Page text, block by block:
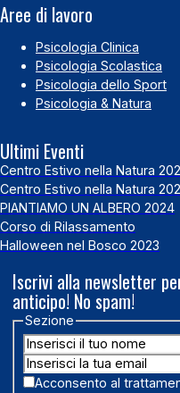
Aree di lavoro
Psicologia Clinica
Psicologia Scolastica
Psicologia dello Sport
Psicologia & Natura
Ultimi Eventi
Centro Estivo nella Natura
Centro Estivo nella Natura
PIANTIAMO UN ALBERO 2024
Corso di Rilassamento
Halloween nel Bosco 2023
Iscrivi alla newsletter
anticipo! No spam!
Sezione
Acconsento al